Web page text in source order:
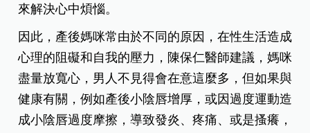
來解決心中煩惱。
因此，產後媽咪常由於不同的原因，在性生活造成
心理的阻礙和自我的壓力，陳保仁醫師建議，媽咪
盡量放寬心，男人不見得會在意這麼多，但如果與
健康有關，例如產後小陰唇增厚，或因過度運動造
成小陰唇過度摩擦，導致發炎、疼痛、或是搔癢，